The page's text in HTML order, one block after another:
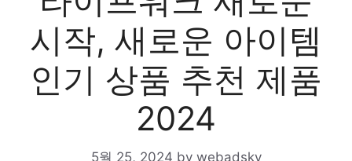
시작, 새로운 아이템
인기 상품 추천 제품
2024
5월 25, 2024 by webadsky